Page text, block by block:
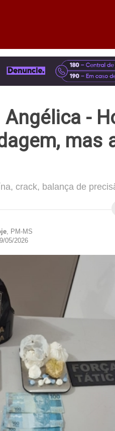
Angélica -
mas
crack, balança de
, PM-MS
05/2026